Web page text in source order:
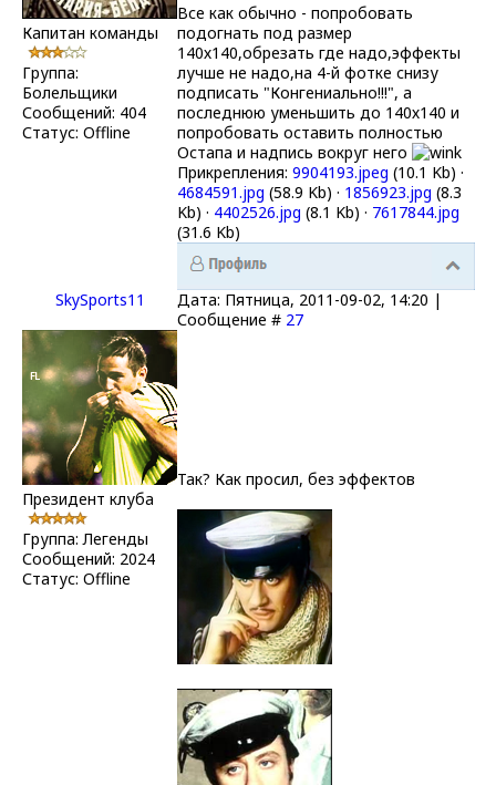
Капитан команды
Группа:
Болельщики
Сообщений: 404
Статус: Offline
Все как обычно - попробовать
подогнать под размер
140х140,обрезать где надо,эффекты
лучше не надо,на 4-й фотке снизу
подписать "Конгениально!!!", а
последнюю уменьшить до 140х140 и
попробовать оставить полностью
Остапа и надпись вокруг него
Прикрепления: 9904193.jpeg (10.1 Kb) ·
4684591.jpg (58.9 Kb) · 1856923.jpg (8.3
Kb) · 4402526.jpg (8.1 Kb) · 7617844.jpg
(31.6 Kb)
SkySports11
Дата: Пятница, 2011-09-02, 14:20 |
Сообщение # 27
Президент клуба
Группа: Легенды
Сообщений: 2024
Статус: Offline
Так? Как просил, без эффектов